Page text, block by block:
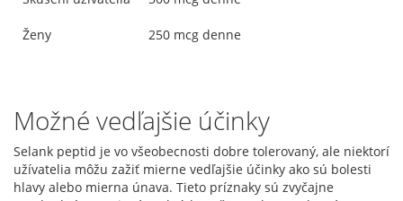
Ženy 250 mcg denne
Možné vedľajšie účinky
Selank peptid je vo všeobecnosti dobre tolerovaný, ale niektorí
užívatelia môžu zažiť mierne vedľajšie účinky ako sú bolesti
hlavy alebo mierna únava. Tieto príznaky sú zvyčajne